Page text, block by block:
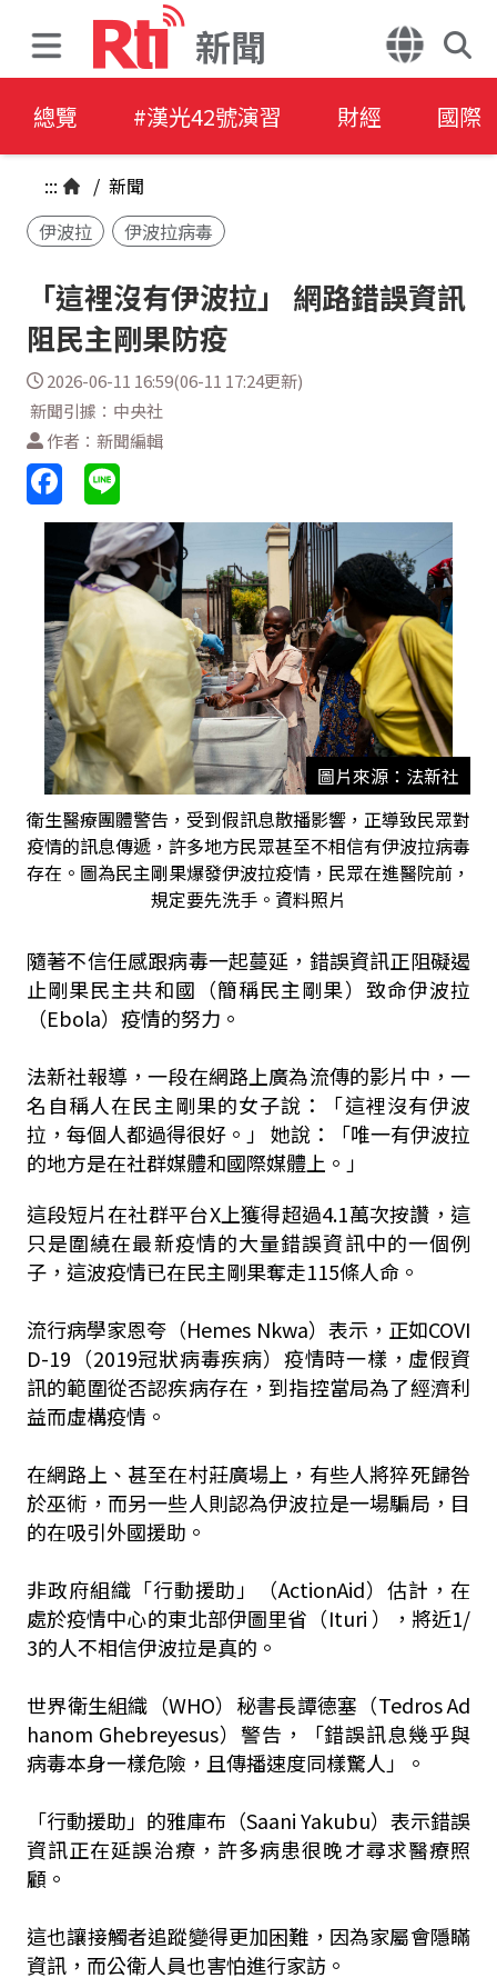
新聞
總覽 #漢光42號演習 財經 國際
::: / 新聞
伊波拉
伊波拉病毒
「這裡沒有伊波拉」 網路錯誤資訊
阻民主剛果防疫
2026-06-11 16:59(06-11 17:24更新)
新聞引據：中央社
作者：新聞編輯
圖片來源：法新社
衛生醫療團體警告，受到假訊息散播影響，正導致民眾對
疫情的訊息傳遞，許多地方民眾甚至不相信有伊波拉病毒
存在。圖為民主剛果爆發伊波拉疫情，民眾在進醫院前，
規定要先洗手。資料照片
隨著不信任感跟病毒一起蔓延，錯誤資訊正阻礙遏
止剛果民主共和國（簡稱民主剛果）致命伊波拉
（Ebola）疫情的努力。
法新社報導，一段在網路上廣為流傳的影片中，一
名自稱人在民主剛果的女子說：「這裡沒有伊波
拉，每個人都過得很好。」 她說：「唯一有伊波拉
的地方是在社群媒體和國際媒體上。」
這段短片在社群平台X上獲得超過4.1萬次按讚，這
只是圍繞在最新疫情的大量錯誤資訊中的一個例
子，這波疫情已在民主剛果奪走115條人命。
流行病學家恩夸（Hemes Nkwa）表示，正如COVI
D-19（2019冠狀病毒疾病）疫情時一樣，虛假資
訊的範圍從否認疾病存在，到指控當局為了經濟利
益而虛構疫情。
在網路上、甚至在村莊廣場上，有些人將猝死歸咎
於巫術，而另一些人則認為伊波拉是一場騙局，目
的在吸引外國援助。
非政府組織「行動援助」（ActionAid）估計，在
處於疫情中心的東北部伊圖里省（Ituri ），將近1/
3的人不相信伊波拉是真的。
世界衛生組織（WHO）秘書長譚德塞（Tedros Ad
hanom Ghebreyesus）警告，「錯誤訊息幾乎與
病毒本身一樣危險，且傳播速度同樣驚人」。
「行動援助」的雅庫布（Saani Yakubu）表示錯誤
資訊正在延誤治療，許多病患很晚才尋求醫療照
顧。
這也讓接觸者追蹤變得更加困難，因為家屬會隱瞞
資訊，而公衛人員也害怕進行家訪。